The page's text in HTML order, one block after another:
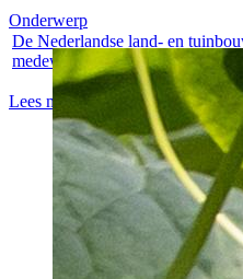
De Nederlandse land- en
medewerkers....
Lees meer
Onderwerp